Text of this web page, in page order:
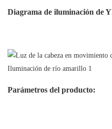
Diagrama de iluminación de
Parámetros del producto: